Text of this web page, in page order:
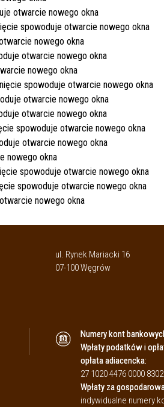
ul. Rynek Mariacki 16
07-100 Węgrów
Numery kont
Wpłaty podatków i
opłata adiacencka:
27 1020 4476 0000
Wpłaty za
indywidualne numery